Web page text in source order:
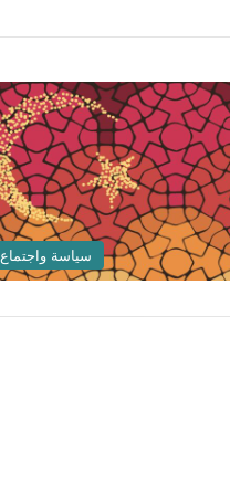
سياسة واجتماع